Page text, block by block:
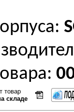
товар
складе